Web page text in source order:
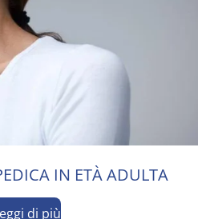
IN ETÀ ADULTA
di più